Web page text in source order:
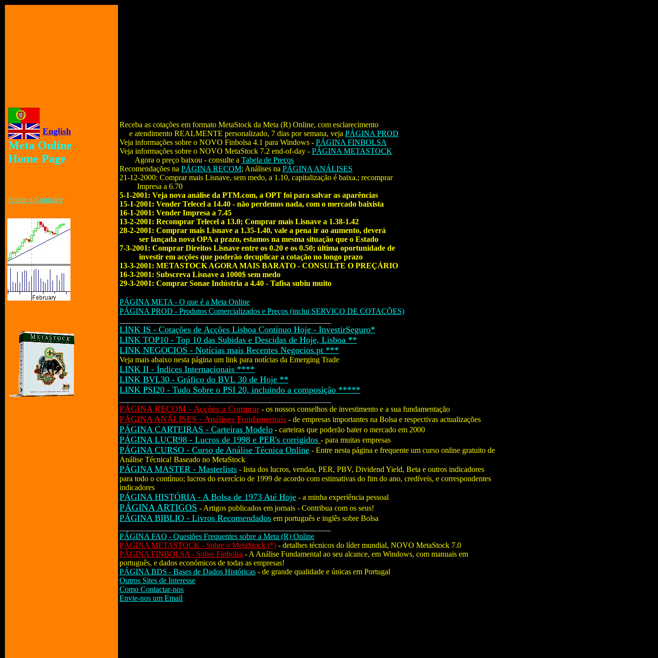
English
Meta Online
Home Page
Sobre o Contador
Receba as cotações em formato MetaStock da Meta (R) Online, com esclarecimento
e atendimento REALMENTE personalizado, 7 dias por semana, veja PÁGINA PROD
Veja informações sobre o NOVO Finbolsa 4.1 para Windows - PÁGINA FINBOLSA
Veja informações sobre o NOVO MetaStock 7.2 end-of-day - PÁGINA METASTOCK
Agora o preço baixou - consulte a Tabela de Preços
Recomendações na PÁGINA RECOM; Análises na PÁGINA ANÁLISES
21-12-2000: Comprar mais Lisnave, sem medo, a 1.10, capitalização é baixa.; recomprar
Impresa a 6.70
5-1-2001: Veja nova análise da PTM.com, a OPT foi para salvar as aparências
15-1-2001: Vender Telecel a 14.40 - não perdemos nada, com o mercado baixista
16-1-2001: Vender Impresa a 7.45
13-2-2001: Recomprar Telecel a 13.0; Comprar mais Lisnave a 1.38-1.42
28-2-2001: Comprar mais Lisnave a 1.35-1.40, vale a pena ir ao aumento, deverá
ser lançada nova OPA a prazo, estamos na mesma situação que o Estado
7-3-2001: Comprar Direitos Lisnave entre os 0.20 e os 0.50; última oportunidade de
investir em acções que poderão decuplicar a cotação no longo prazo
13-3-2001: METASTOCK AGORA MAIS BARATO - CONSULTE O PREÇÁRIO
16-3-2001: Subscreva Lisnave a 1000$ sem medo
29-3-2001: Comprar Sonae Indústria a 4.40 - Tafisa subiu muito
PÁGINA META - O que é a Meta Online
PÁGINA PROD - Produtos Comercializados e Preços (inclui SERVIÇO DE COTAÇÕES)
LINK IS - Cotações de Acções Lisboa Contínuo Hoje - InvestirSeguro*
LINK TOP10 - Top 10 das Subidas e Descidas de Hoje, Lisboa **
LINK NEGOCIOS - Notícias mais Recentes Negocios.pt ***
Veja mais abaixo nesta página um link para notícias da Emerging Trade
LINK II - Índices Internacionais ****
LINK BVL30 - Gráfico do BVL 30 de Hoje **
LINK PSI20 - Tudo Sobre o PSI 20, incluindo a composição *****
PÁGINA RECOM - Acções a Comprar - os nossos conselhos de investimento e a sua fundamentação
PÁGINA ANÁLISES - Análises Fundamentais - de empresas importantes na Bolsa e respectivas actualizações
PÁGINA CARTEIRAS - Carteiras Modelo - carteiras que poderão bater o mercado em 2000
PÁGINA LUCR98 - Lucros de 1998 e PER's corrigidos - para muitas empresas
PÁGINA CURSO - Curso de Análise Técnica Online - Entre nesta página e frequente um curso online gratuito de
Análise Técnica! Baseado no MetaStock
PÁGINA MASTER - Masterlists - lista dos lucros, vendas, PER, PBV, Dividend Yield, Beta e outros indicadores
para todo o contínuo; lucros do exercício de 1999 de acordo com estimativas do fim do ano, credíveis, e correspondentes
indicadores
PÁGINA HISTÓRIA - A Bolsa de 1973 Até Hoje - a minha experiência pessoal
PÁGINA ARTIGOS - Artigos publicados em jornais - Contribua com os seus!
PÁGINA BIBLIO - Livros Recomendados em português e inglês sobre Bolsa
PÁGINA FAQ - Questões Frequentes sobre a Meta (R) Online
PÁGINA METASTOCK - Sobre o MetaStock (*) - detalhes técnicos do líder mundial, NOVO MetaStock 7.0
PÁGINA FINBOLSA - Sobre Finbolsa - A Análise Fundamental ao seu alcance, em Windows, com manuais em
português, e dados económicos de todas as empresas!
PÁGINA BDS - Bases de Dados Históricas - de grande qualidade e únicas em Portugal
Outros Sites de Interesse
Como Contactar-nos
Envie-nos um Email